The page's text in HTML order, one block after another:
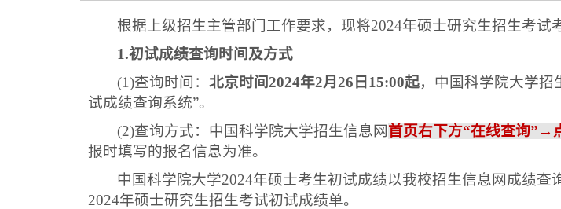
根据上级招生主管部门工作要求，现将2024年硕士研究生招生考试
1.初试成绩查询时间及方式
(1)查询时间：北京时间2024年2月26 日 15:00起，中国科学院大学招
试成绩查询系统”。
(2)查询方式：中国科学院大学招生信息网首页右下方“在线查询”→
报时填写的报名信息为准。
中国科学院大学2024年硕士考生初试成绩以我校招生信息网成绩查
2024年硕士研究生招生考试初试成绩单。